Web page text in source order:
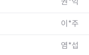
어있는 착한가격업소 추천
구니 물가정보
적경제 기업
이*주
염*섭